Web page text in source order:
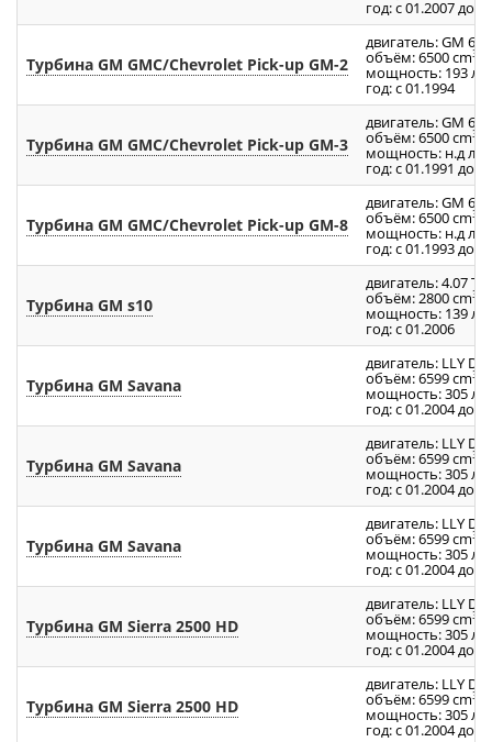
год: с 01.2007 до
Турбина GM GMC/Chevrolet Pick-up GM-2
двигатель: GM 6.5
объём: 6500 cm3
мощность: 193 л.с.
год: с 01.1994
Турбина GM GMC/Chevrolet Pick-up GM-3
двигатель: GM 6.5
объём: 6500 cm3
мощность: н.д л.с.
год: с 01.1991 до
Турбина GM GMC/Chevrolet Pick-up GM-8
двигатель: GM 6.5
объём: 6500 cm3
мощность: н.д л.с.
год: с 01.1993 до
Турбина GM s10
двигатель: 4.07
объём: 2800 cm3
мощность: 139 л.с.
год: с 01.2006
Турбина GM Savana
двигатель: LLY
объём: 6599 cm3
мощность: 305 л.с.
год: с 01.2004 до
Турбина GM Savana
двигатель: LLY
объём: 6599 cm3
мощность: 305 л.с.
год: с 01.2004 до
Турбина GM Savana
двигатель: LLY
объём: 6599 cm3
мощность: 305 л.с.
год: с 01.2004 до
Турбина GM Sierra 2500 HD
двигатель: LLY
объём: 6599 cm3
мощность: 305 л.с.
год: с 01.2004 до
Турбина GM Sierra 2500 HD
двигатель: LLY
объём: 6599 cm3
мощность: 305 л.с.
год: с 01.2004 до